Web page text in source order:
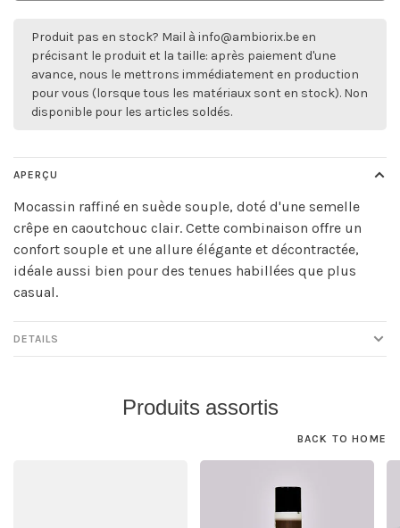
Produit pas en stock? Mail à info@ambiorix.be en
précisant le produit et la taille: après paiement d'une
avance, nous le mettrons immédiatement en production
pour vous (lorsque tous les matériaux sont en stock). Non
disponible pour les articles soldés.
APERÇU
Mocassin raffiné en suède souple, doté d'une semelle
crêpe en caoutchouc clair. Cette combinaison offre un
confort souple et une allure élégante et décontractée,
idéale aussi bien pour des tenues habillées que plus
casual.
DETAILS
Produits assortis
BACK TO HOME